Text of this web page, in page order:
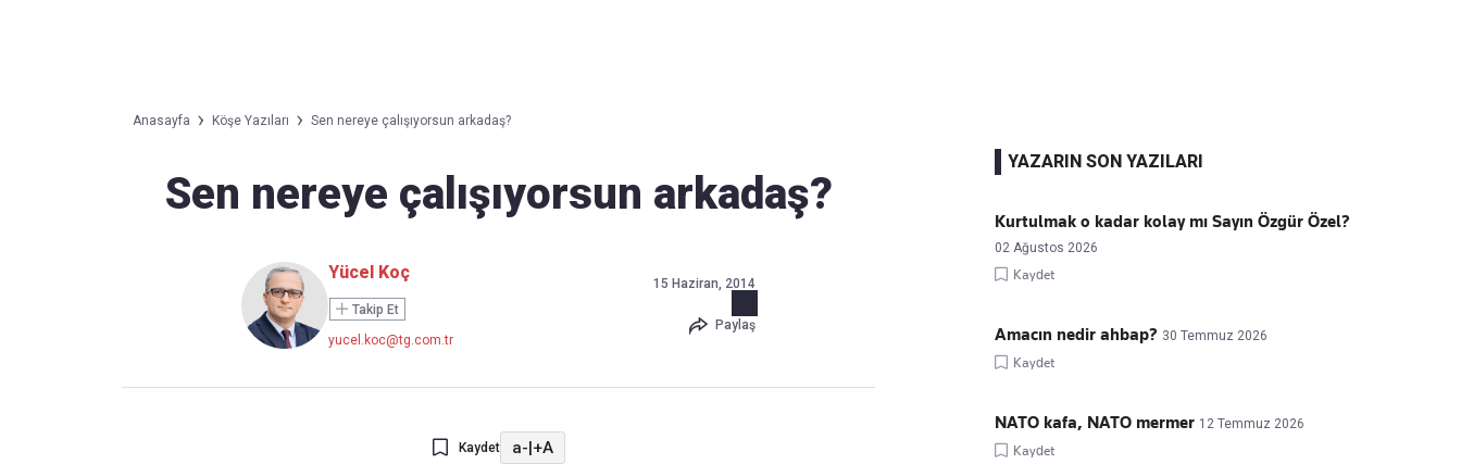
Anasayfa Köşe Yazıları Sen nereye çalışıyorsun arkadaş?
Sen nereye çalışıyorsun arkadaş?
Yücel Koç
Takip Et
yucel.koc@tg.com.tr
15 Haziran, 2014
Paylaş
Kaydet a-|+A
YAZARIN SON YAZILARI
Kurtulmak o kadar kolay mı Sayın Özgür Özel?
02 Ağustos 2026
Kaydet
Amacın nedir ahbap? 30 Temmuz 2026
Kaydet
NATO kafa, NATO mermer 12 Temmuz 2026
Kaydet